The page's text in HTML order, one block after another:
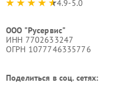
4.9-5.0
ООО "Русервис"
ИНН 7702633247
ОГРН 1077746335776
Поделиться в соц. сетях: